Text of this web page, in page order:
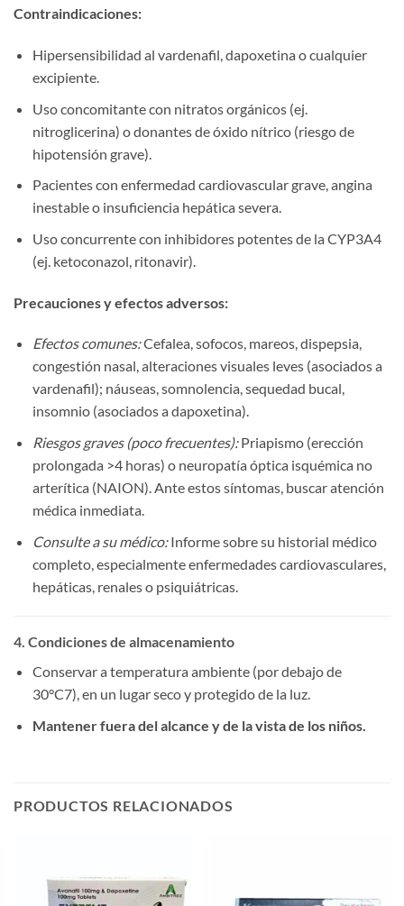
Contraindicaciones:​
Hipersensibilidad al vardenafil, dapoxetina o cualquier
excipiente.
Uso concomitante con nitratos orgánicos (ej.
nitroglicerina) o donantes de óxido nítrico (riesgo de
hipotensión grave).
Pacientes con enfermedad cardiovascular grave, angina
inestable o insuficiencia hepática severa.
Uso concurrente con inhibidores potentes de la CYP3A4
(ej. ketoconazol, ritonavir).
Precauciones y efectos adversos:​
Efectos comunes:Cefalea, sofocos, mareos, dispepsia,
congestión nasal, alteraciones visuales leves (asociados a
vardenafil); náuseas, somnolencia, sequedad bucal,
insomnio (asociados a dapoxetina).
Riesgos graves (poco frecuentes):Priapismo (erección
prolongada >4 horas) o neuropatía óptica isquémica no
arterítica (NAION). Ante estos síntomas, buscar atención
médica inmediata.
Consulte a su médico:Informe sobre su historial médico
completo, especialmente enfermedades cardiovasculares,
hepáticas, renales o psiquiátricas.
4. Condiciones de almacenamiento
Conservar a temperatura ambiente (por debajo de
30°C7), en un lugar seco y protegido de la luz.
Mantener fuera del alcance y de la vista de los niños.​
PRODUCTOS RELACIONADOS